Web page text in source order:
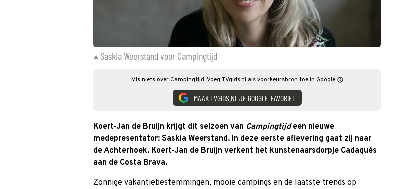
Saskia Weerstand voor Campingtijd
Mis niets over Campingtijd. Voeg TVgids.nl als voorkeursbron toe in Google.
MAAK TVGIDS.NL JE GOOGLE-FAVORIET
Koert-Jan de Bruijn krijgt dit seizoen van Campingtijdeen nieuwe
medepresentator: Saskia Weerstand. In deze eerste aflevering gaat zij naar
de Achterhoek. Koert-Jan de Bruijn verkent het kunstenaarsdorpje Cadaqués
aan de Costa Brava.
Zonnige vakantiebestemmingen, mooie campings en de laatste trends op